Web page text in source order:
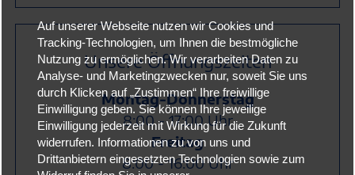
Unsere Öffnungszeiten
Montag-Donnerstag
8:00 - 17:00 Uhr
Freitag
8:00 - 16:00 Uhr
Auf unserer Webseite nutzen wir Cookies und
Tracking-Technologien, um Ihnen die bestmögliche
Nutzung zu ermöglichen. Wir verarbeiten Daten zu
Analyse- und Marketingzwecken nur, soweit Sie uns
durch Klicken auf „Zustimmen“ Ihre freiwillige
Einwilligung geben. Sie können Ihre jeweilige
Einwilligung jederzeit mit Wirkung für die Zukunft
widerrufen. Informationen zu von uns und
Drittanbietern eingesetzten Technologien sowie zum